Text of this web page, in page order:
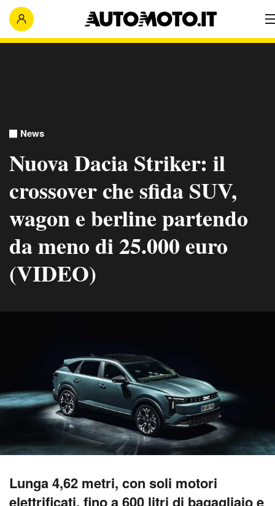
News
Nuova Dacia Striker: il
crossover che sfida SUV,
wagon e berline partendo
da meno di 25.000 euro
(VIDEO)
Lunga 4,62 metri, con soli motori
elettrificati, fino a 600 litri di bagagliaio e